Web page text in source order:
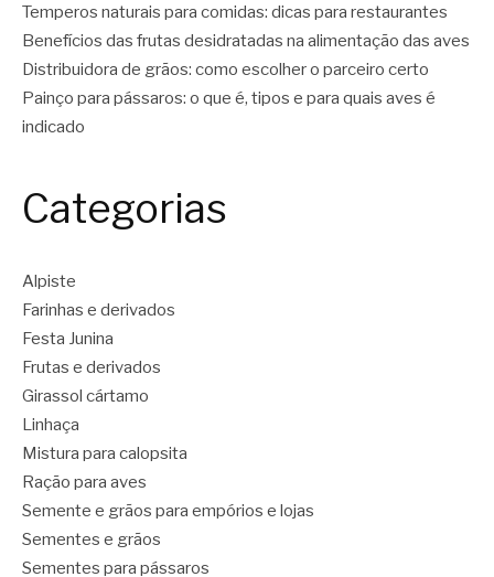
Temperos naturais para comidas: dicas para restaurantes
Benefícios das frutas desidratadas na alimentação das aves
Distribuidora de grãos: como escolher o parceiro certo
Painço para pássaros: o que é, tipos e para quais aves é
indicado
Categorias
Alpiste
Farinhas e derivados
Festa Junina
Frutas e derivados
Girassol cártamo
Linhaça
Mistura para calopsita
Ração para aves
Semente e grãos para empórios e lojas
Sementes e grãos
Sementes para pássaros